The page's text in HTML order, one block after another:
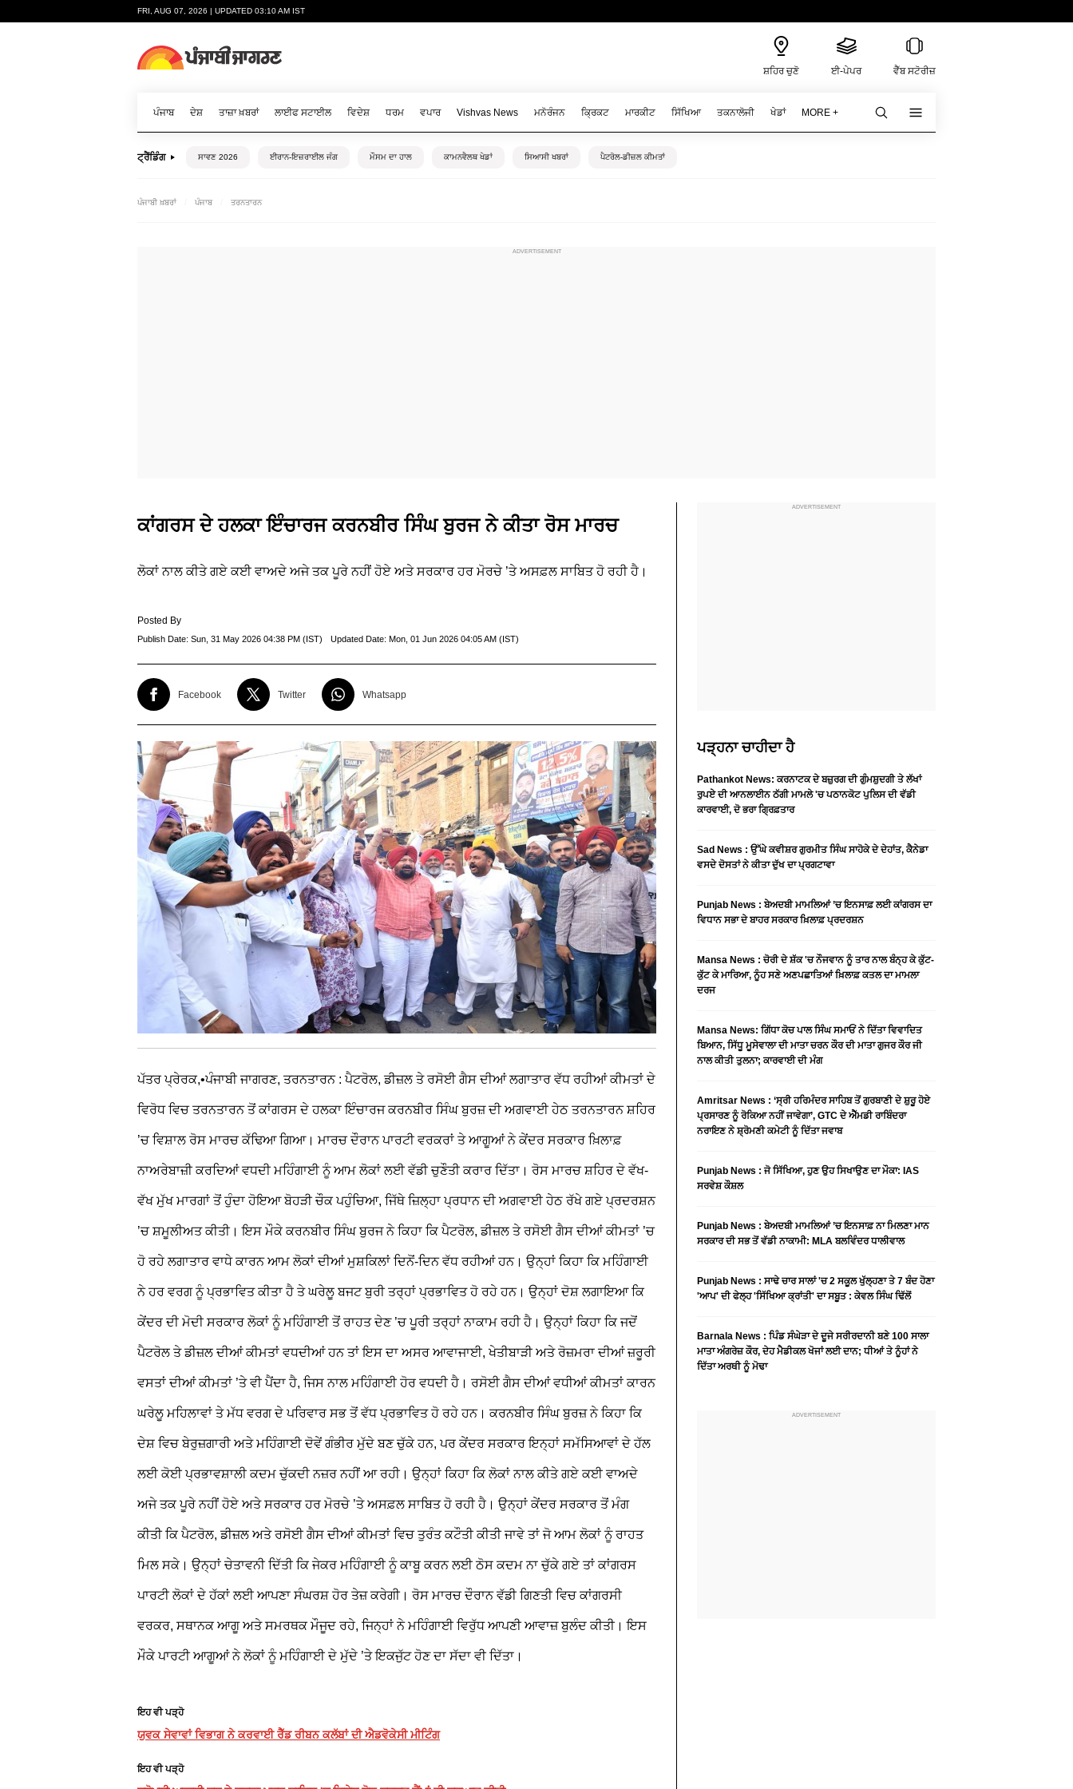
FRI, AUG 07, 2026 | UPDATED 03:10 AM IST
ਸ਼ਹਿਰ ਚੁਣੋ ਈ-ਪੇਪਰ ਵੈੱਬ ਸਟੋਰੀਜ਼
ਪੰਜਾਬ ਦੇਸ਼ ਤਾਜ਼ਾ ਖ਼ਬਰਾਂ ਲਾਈਫ ਸਟਾਈਲ ਵਿਦੇਸ਼ ਧਰਮ ਵਪਾਰ Vishvas News ਮਨੋਰੰਜਨ ਕ੍ਰਿਕਟ ਮਾਰਕੀਟ ਸਿੱਖਿਆ ਤਕਨਾਲੋਜੀ ਖੇਡਾਂ MORE +
ਟ੍ਰੈਂਡਿੰਗ ਸਾਵਣ 2026 ਈਰਾਨ-ਇਜ਼ਰਾਈਲ ਜੰਗ ਮੌਸਮ ਦਾ ਹਾਲ ਕਾਮਨਵੈਲਥ ਖੇਡਾਂ ਸਿਆਸੀ ਖਬਰਾਂ ਪੈਟਰੋਲ-ਡੀਜ਼ਲ ਕੀਮਤਾਂ
ਪੰਜਾਬੀ ਖ਼ਬਰਾਂ ਪੰਜਾਬ ਤਰਨਤਾਰਨ
ਕਾਂਗਰਸ ਦੇ ਹਲਕਾ ਇੰਚਾਰਜ ਕਰਨਬੀਰ ਸਿੰਘ ਬੁਰਜ ਨੇ ਕੀਤਾ ਰੋਸ ਮਾਰਚ
ਲੋਕਾਂ ਨਾਲ ਕੀਤੇ ਗਏ ਕਈ ਵਾਅਦੇ ਅਜੇ ਤਕ ਪੂਰੇ ਨਹੀਂ ਹੋਏ ਅਤੇ ਸਰਕਾਰ ਹਰ ਮੋਰਚੇ ’ਤੇ ਅਸਫ਼ਲ ਸਾਬਿਤ ਹੋ ਰਹੀ ਹੈ।
Posted By
Publish Date: Sun, 31 May 2026 04:38 PM (IST) Updated Date: Mon, 01 Jun 2026 04:05 AM (IST)
Facebook Twitter Whatsapp
ਪੱਤਰ ਪ੍ਰੇਰਕ,•ਪੰਜਾਬੀ ਜਾਗਰਣ, ਤਰਨਤਾਰਨ : ਪੈਟਰੋਲ, ਡੀਜ਼ਲ ਤੇ ਰਸੋਈ ਗੈਸ ਦੀਆਂ ਲਗਾਤਾਰ ਵੱਧ ਰਹੀਆਂ ਕੀਮਤਾਂ ਦੇ
ਵਿਰੋਧ ਵਿਚ ਤਰਨਤਾਰਨ ਤੋਂ ਕਾਂਗਰਸ ਦੇ ਹਲਕਾ ਇੰਚਾਰਜ ਕਰਨਬੀਰ ਸਿੰਘ ਬੁਰਜ਼ ਦੀ ਅਗਵਾਈ ਹੇਠ ਤਰਨਤਾਰਨ ਸ਼ਹਿਰ
’ਚ ਵਿਸ਼ਾਲ ਰੋਸ ਮਾਰਚ ਕੱਢਿਆ ਗਿਆ। ਮਾਰਚ ਦੌਰਾਨ ਪਾਰਟੀ ਵਰਕਰਾਂ ਤੇ ਆਗੂਆਂ ਨੇ ਕੇਂਦਰ ਸਰਕਾਰ ਖ਼ਿਲਾਫ਼
ਨਾਅਰੇਬਾਜ਼ੀ ਕਰਦਿਆਂ ਵਧਦੀ ਮਹਿੰਗਾਈ ਨੂੰ ਆਮ ਲੋਕਾਂ ਲਈ ਵੱਡੀ ਚੁਣੌਤੀ ਕਰਾਰ ਦਿੱਤਾ। ਰੋਸ ਮਾਰਚ ਸ਼ਹਿਰ ਦੇ ਵੱਖ-
ਵੱਖ ਮੁੱਖ ਮਾਰਗਾਂ ਤੋਂ ਹੁੰਦਾ ਹੋਇਆ ਬੋਹੜੀ ਚੌਕ ਪਹੁੰਚਿਆ, ਜਿੱਥੇ ਜ਼ਿਲ੍ਹਾ ਪ੍ਰਧਾਨ ਦੀ ਅਗਵਾਈ ਹੇਠ ਰੱਖੇ ਗਏ ਪ੍ਰਦਰਸ਼ਨ
’ਚ ਸ਼ਮੂਲੀਅਤ ਕੀਤੀ। ਇਸ ਮੌਕੇ ਕਰਨਬੀਰ ਸਿੰਘ ਬੁਰਜ ਨੇ ਕਿਹਾ ਕਿ ਪੈਟਰੋਲ, ਡੀਜ਼ਲ ਤੇ ਰਸੋਈ ਗੈਸ ਦੀਆਂ ਕੀਮਤਾਂ ’ਚ
ਹੋ ਰਹੇ ਲਗਾਤਾਰ ਵਾਧੇ ਕਾਰਨ ਆਮ ਲੋਕਾਂ ਦੀਆਂ ਮੁਸ਼ਕਿਲਾਂ ਦਿਨੋਂ-ਦਿਨ ਵੱਧ ਰਹੀਆਂ ਹਨ। ਉਨ੍ਹਾਂ ਕਿਹਾ ਕਿ ਮਹਿੰਗਾਈ
ਨੇ ਹਰ ਵਰਗ ਨੂੰ ਪ੍ਰਭਾਵਿਤ ਕੀਤਾ ਹੈ ਤੇ ਘਰੇਲੂ ਬਜਟ ਬੁਰੀ ਤਰ੍ਹਾਂ ਪ੍ਰਭਾਵਿਤ ਹੋ ਰਹੇ ਹਨ। ਉਨ੍ਹਾਂ ਦੋਸ਼ ਲਗਾਇਆ ਕਿ
ਕੇਂਦਰ ਦੀ ਮੋਦੀ ਸਰਕਾਰ ਲੋਕਾਂ ਨੂੰ ਮਹਿੰਗਾਈ ਤੋਂ ਰਾਹਤ ਦੇਣ ’ਚ ਪੂਰੀ ਤਰ੍ਹਾਂ ਨਾਕਾਮ ਰਹੀ ਹੈ। ਉਨ੍ਹਾਂ ਕਿਹਾ ਕਿ ਜਦੋਂ
ਪੈਟਰੋਲ ਤੇ ਡੀਜ਼ਲ ਦੀਆਂ ਕੀਮਤਾਂ ਵਧਦੀਆਂ ਹਨ ਤਾਂ ਇਸ ਦਾ ਅਸਰ ਆਵਾਜਾਈ, ਖੇਤੀਬਾੜੀ ਅਤੇ ਰੋਜ਼ਮਰਾ ਦੀਆਂ ਜ਼ਰੂਰੀ
ਵਸਤਾਂ ਦੀਆਂ ਕੀਮਤਾਂ ’ਤੇ ਵੀ ਪੈਂਦਾ ਹੈ, ਜਿਸ ਨਾਲ ਮਹਿੰਗਾਈ ਹੋਰ ਵਧਦੀ ਹੈ। ਰਸੋਈ ਗੈਸ ਦੀਆਂ ਵਧੀਆਂ ਕੀਮਤਾਂ ਕਾਰਨ
ਘਰੇਲੂ ਮਹਿਲਾਵਾਂ ਤੇ ਮੱਧ ਵਰਗ ਦੇ ਪਰਿਵਾਰ ਸਭ ਤੋਂ ਵੱਧ ਪ੍ਰਭਾਵਿਤ ਹੋ ਰਹੇ ਹਨ।ਕਰਨਬੀਰ ਸਿੰਘ ਬੁਰਜ਼ ਨੇ ਕਿਹਾ ਕਿ
ਦੇਸ਼ ਵਿਚ ਬੇਰੁਜ਼ਗਾਰੀ ਅਤੇ ਮਹਿੰਗਾਈ ਦੋਵੇਂ ਗੰਭੀਰ ਮੁੱਦੇ ਬਣ ਚੁੱਕੇ ਹਨ, ਪਰ ਕੇਂਦਰ ਸਰਕਾਰ ਇਨ੍ਹਾਂ ਸਮੱਸਿਆਵਾਂ ਦੇ ਹੱਲ
ਲਈ ਕੋਈ ਪ੍ਰਭਾਵਸ਼ਾਲੀ ਕਦਮ ਚੁੱਕਦੀ ਨਜ਼ਰ ਨਹੀਂ ਆ ਰਹੀ। ਉਨ੍ਹਾਂ ਕਿਹਾ ਕਿ ਲੋਕਾਂ ਨਾਲ ਕੀਤੇ ਗਏ ਕਈ ਵਾਅਦੇ
ਅਜੇ ਤਕ ਪੂਰੇ ਨਹੀਂ ਹੋਏ ਅਤੇ ਸਰਕਾਰ ਹਰ ਮੋਰਚੇ ’ਤੇ ਅਸਫ਼ਲ ਸਾਬਿਤ ਹੋ ਰਹੀ ਹੈ। ਉਨ੍ਹਾਂ ਕੇਂਦਰ ਸਰਕਾਰ ਤੋਂ ਮੰਗ
ਕੀਤੀ ਕਿ ਪੈਟਰੋਲ, ਡੀਜ਼ਲ ਅਤੇ ਰਸੋਈ ਗੈਸ ਦੀਆਂ ਕੀਮਤਾਂ ਵਿਚ ਤੁਰੰਤ ਕਟੌਤੀ ਕੀਤੀ ਜਾਵੇ ਤਾਂ ਜੋ ਆਮ ਲੋਕਾਂ ਨੂੰ ਰਾਹਤ
ਮਿਲ ਸਕੇ। ਉਨ੍ਹਾਂ ਚੇਤਾਵਨੀ ਦਿੱਤੀ ਕਿ ਜੇਕਰ ਮਹਿੰਗਾਈ ਨੂੰ ਕਾਬੂ ਕਰਨ ਲਈ ਠੋਸ ਕਦਮ ਨਾ ਚੁੱਕੇ ਗਏ ਤਾਂ ਕਾਂਗਰਸ
ਪਾਰਟੀ ਲੋਕਾਂ ਦੇ ਹੱਕਾਂ ਲਈ ਆਪਣਾ ਸੰਘਰਸ਼ ਹੋਰ ਤੇਜ਼ ਕਰੇਗੀ। ਰੋਸ ਮਾਰਚ ਦੌਰਾਨ ਵੱਡੀ ਗਿਣਤੀ ਵਿਚ ਕਾਂਗਰਸੀ
ਵਰਕਰ, ਸਥਾਨਕ ਆਗੂ ਅਤੇ ਸਮਰਥਕ ਮੌਜੂਦ ਰਹੇ, ਜਿਨ੍ਹਾਂ ਨੇ ਮਹਿੰਗਾਈ ਵਿਰੁੱਧ ਆਪਣੀ ਆਵਾਜ਼ ਬੁਲੰਦ ਕੀਤੀ। ਇਸ
ਮੌਕੇ ਪਾਰਟੀ ਆਗੂਆਂ ਨੇ ਲੋਕਾਂ ਨੂੰ ਮਹਿੰਗਾਈ ਦੇ ਮੁੱਦੇ ’ਤੇ ਇਕਜੁੱਟ ਹੋਣ ਦਾ ਸੱਦਾ ਵੀ ਦਿੱਤਾ।
ਇਹ ਵੀ ਪੜ੍ਹੋ
ਯੁਵਕ ਸੇਵਾਵਾਂ ਵਿਭਾਗ ਨੇ ਕਰਵਾਈ ਰੈੱਡ ਰੀਬਨ ਕਲੱਬਾਂ ਦੀ ਐਡਵੋਕੇਸੀ ਮੀਟਿੰਗ
ਇਹ ਵੀ ਪੜ੍ਹੋ
ਪੜ੍ਹਨਾ ਚਾਹੀਦਾ ਹੈ
Pathankot News: ਕਰਨਾਟਕ ਦੇ ਬਜ਼ੁਰਗ ਦੀ ਗੁੰਮਸ਼ੁਦਗੀ ਤੇ ਲੱਖਾਂ
ਰੁਪਏ ਦੀ ਆਨਲਾਈਨ ਠੱਗੀ ਮਾਮਲੇ 'ਚ ਪਠਾਨਕੋਟ ਪੁਲਿਸ ਦੀ ਵੱਡੀ
ਕਾਰਵਾਈ, ਦੋ ਭਰਾ ਗ੍ਰਿਫ਼ਤਾਰ
Sad News : ਉੱਘੇ ਕਵੀਸ਼ਰ ਗੁਰਮੀਤ ਸਿੰਘ ਸਾਹੋਕੇ ਦੇ ਦੇਹਾਂਤ, ਕੈਨੇਡਾ
ਵਸਦੇ ਦੋਸਤਾਂ ਨੇ ਕੀਤਾ ਦੁੱਖ ਦਾ ਪ੍ਰਗਟਾਵਾ
Punjab News : ਬੇਅਦਬੀ ਮਾਮਲਿਆਂ ’ਚ ਇਨਸਾਫ਼ ਲਈ ਕਾਂਗਰਸ ਦਾ
ਵਿਧਾਨ ਸਭਾ ਦੇ ਬਾਹਰ ਸਰਕਾਰ ਖ਼ਿਲਾਫ਼ ਪ੍ਰਦਰਸ਼ਨ
Mansa News : ਚੋਰੀ ਦੇ ਸ਼ੱਕ 'ਚ ਨੌਜਵਾਨ ਨੂੰ ਤਾਰ ਨਾਲ ਬੰਨ੍ਹ ਕੇ ਕੁੱਟ-
ਕੁੱਟ ਕੇ ਮਾਰਿਆ, ਨੂੰਹ ਸਣੇ ਅਣਪਛਾਤਿਆਂ ਖ਼ਿਲਾਫ਼ ਕਤਲ ਦਾ ਮਾਮਲਾ
ਦਰਜ
Mansa News: ਗਿੱਧਾ ਕੋਚ ਪਾਲ ਸਿੰਘ ਸਮਾਓਂ ਨੇ ਦਿੱਤਾ ਵਿਵਾਦਿਤ
ਬਿਆਨ, ਸਿੱਧੂ ਮੂਸੇਵਾਲਾ ਦੀ ਮਾਤਾ ਚਰਨ ਕੌਰ ਦੀ ਮਾਤਾ ਗੁਜਰ ਕੌਰ ਜੀ
ਨਾਲ ਕੀਤੀ ਤੁਲਨਾ; ਕਾਰਵਾਈ ਦੀ ਮੰਗ
Amritsar News : ‘ਸ੍ਰੀ ਹਰਿਮੰਦਰ ਸਾਹਿਬ ਤੋਂ ਗੁਰਬਾਣੀ ਦੇ ਸ਼ੁਰੂ ਹੋਏ
ਪ੍ਰਸਾਰਣ ਨੂੰ ਰੋਕਿਆ ਨਹੀਂ ਜਾਵੇਗਾ’, GTC ਦੇ ਐੱਮਡੀ ਰਾਬਿੰਦਰਾ
ਨਰਾਇਣ ਨੇ ਸ਼੍ਰੋਮਣੀ ਕਮੇਟੀ ਨੂੰ ਦਿੱਤਾ ਜਵਾਬ
Punjab News : ਜੋ ਸਿੱਖਿਆ, ਹੁਣ ਉਹ ਸਿਖਾਉਣ ਦਾ ਮੌਕਾ: IAS
ਸਰਵੇਸ਼ ਕੌਸ਼ਲ
Punjab News : ਬੇਅਦਬੀ ਮਾਮਲਿਆਂ ’ਚ ਇਨਸਾਫ਼ ਨਾ ਮਿਲਣਾ ਮਾਨ
ਸਰਕਾਰ ਦੀ ਸਭ ਤੋਂ ਵੱਡੀ ਨਾਕਾਮੀ: MLA ਬਲਵਿੰਦਰ ਧਾਲੀਵਾਲ
Punjab News : ਸਾਢੇ ਚਾਰ ਸਾਲਾਂ 'ਚ 2 ਸਕੂਲ ਖੁੱਲ੍ਹਣਾ ਤੇ 7 ਬੰਦ ਹੋਣਾ
'ਆਪ' ਦੀ ਫੇਲ੍ਹ 'ਸਿੱਖਿਆ ਕ੍ਰਾਂਤੀ' ਦਾ ਸਬੂਤ : ਕੇਵਲ ਸਿੰਘ ਢਿੱਲੋਂ
Barnala News : ਪਿੰਡ ਸੰਘੇੜਾ ਦੇ ਦੂਜੇ ਸਰੀਰਦਾਨੀ ਬਣੇ 100 ਸਾਲਾ
ਮਾਤਾ ਅੰਗਰੇਜ਼ ਕੌਰ, ਦੇਹ ਮੈਡੀਕਲ ਖੋਜਾਂ ਲਈ ਦਾਨ; ਧੀਆਂ ਤੇ ਨੂੰਹਾਂ ਨੇ
ਦਿੱਤਾ ਅਰਥੀ ਨੂੰ ਮੋਢਾ